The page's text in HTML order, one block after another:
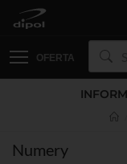
OFERTA
Numery